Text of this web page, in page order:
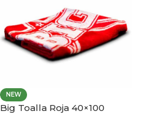
NEW
Big Toalla Roja 40×100